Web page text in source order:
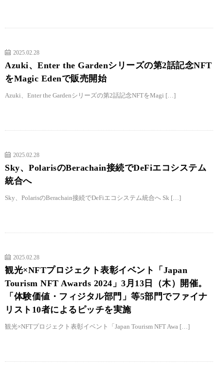
2025.02.28
Azuki、Enter the Gardenシリーズの第2話記念NFT
をMagic Edenで販売開始
Azuki、Enter the Gardenシリーズの第2話記念NFTをMagi […]
2025.02.28
Sky、PolarisのBerachain接続でDeFiエコシステム
統合へ
Sky、PolarisのBerachain接続でDeFiエコシステム統合へ Sk […]
2025.02.28
観光×NFTプロジェクト表彰イベント「Japan
Tourism NFT Awards 2024」3月13日（木）開催。
「体験価値・フィジタル部門」等5部門でファイナ
リスト10者によるピッチを実施
観光×NFTプロジェクト表彰イベント「Japan Tourism NFT Awa […]